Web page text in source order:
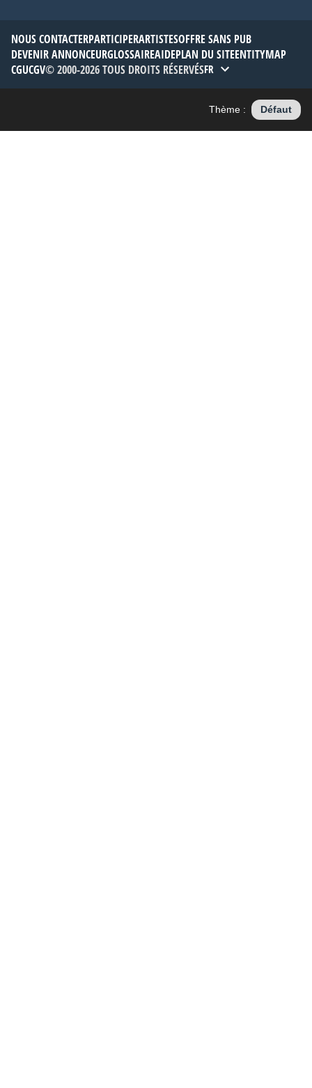
NOUS CONTACTERPARTICIPERARTISTESOFFRE SANS PUB
DEVENIR ANNONCEURGLOSSAIREAIDEPLAN DU SITEENTITYMAP
CGUCGV© 2000-2026 TOUS DROITS RÉSERVÉSFR
Thème : Défaut